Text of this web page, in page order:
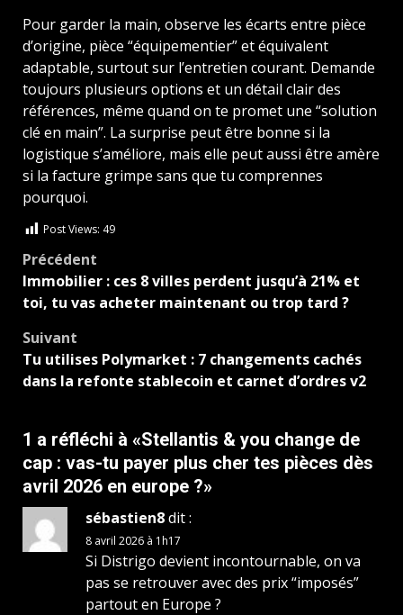
Pour garder la main, observe les écarts entre pièce
d’origine, pièce “équipementier” et équivalent
adaptable, surtout sur l’entretien courant. Demande
toujours plusieurs options et un détail clair des
références, même quand on te promet une “solution
clé en main”. La surprise peut être bonne si la
logistique s’améliore, mais elle peut aussi être amère
si la facture grimpe sans que tu comprennes
pourquoi.
Post Views: 49
Navigation
d’article
Précédent
Immobilier : ces 8 villes perdent jusqu’à 21% et
toi, tu vas acheter maintenant ou trop tard ?
Suivant
Tu utilises Polymarket : 7 changements cachés
dans la refonte stablecoin et carnet d’ordres v2
1 a réfléchi à «Stellantis & you change de
cap : vas-tu payer plus cher tes pièces dès
avril 2026 en europe ?»
sébastien8dit :
8 avril 2026 à 1h17
Si Distrigo devient incontournable, on va
pas se retrouver avec des prix “imposés”
partout en Europe ?